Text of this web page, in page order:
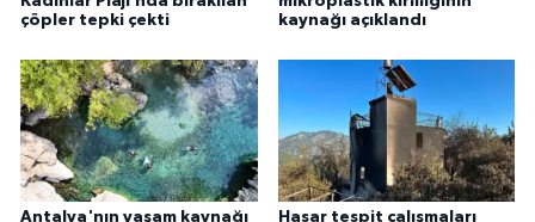
çöpler tepki çekti
kaynağı açıklandı
Antalya'nın yaşam kaynağı
Hasar tespit çalışmaları